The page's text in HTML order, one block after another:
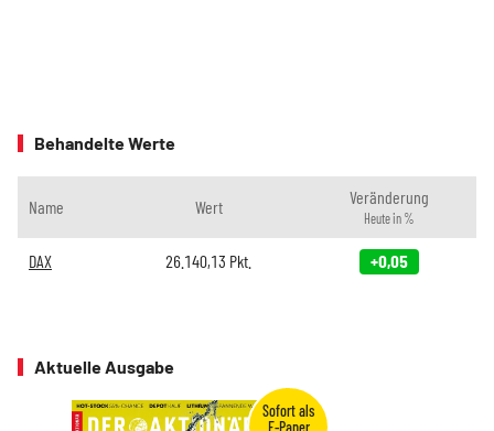
Behandelte Werte
Name Wert Veränderung
Heute in %
DAX 26.140,13 Pkt. +0,05
Aktuelle Ausgabe